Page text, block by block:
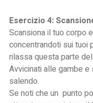
Esercizio 4:
Scansiona il tuo corpo
concentrandoti sui tuoi
rilassa questa parte
Avvicinati alle gambe
salendo.
Se noti che un punto